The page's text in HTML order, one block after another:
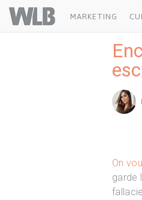
Welovebuzz
MARKETING
On
garde